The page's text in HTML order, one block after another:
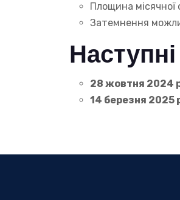
Площина місячної
Затемнення
28 жовтня 2024
14 березня 2025